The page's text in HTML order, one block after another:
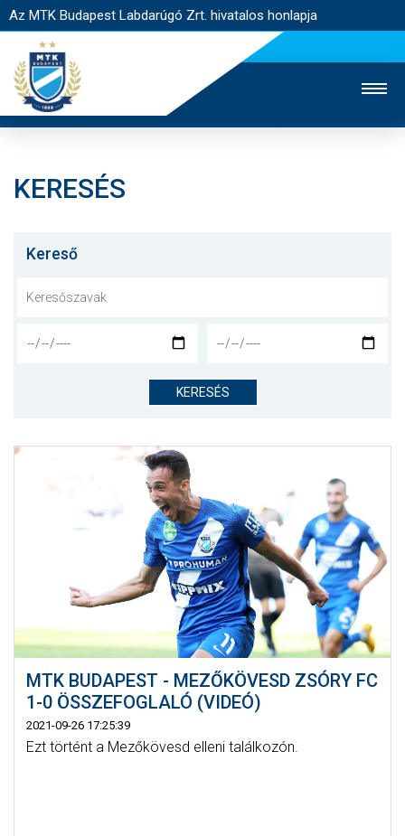
Az MTK Budapest Labdarúgó Zrt. hivatalos honlapja
JEGYÉRTÉKESÍTÉS
NYITÓLAP
CSAPATOK
KLUB
GALÉRIA
SZURKOLÓI ÉLMÉNYEK
AKKREDITÁCIÓ
KERESÉS
Kereső
KERESÉS
MTK BUDAPEST - MEZŐKÖVESD ZSÓRY FC
1-0 ÖSSZEFOGLALÓ (VIDEÓ)
2021-09-26 17:25:39
Ezt történt a Mezőkövesd elleni találkozón.